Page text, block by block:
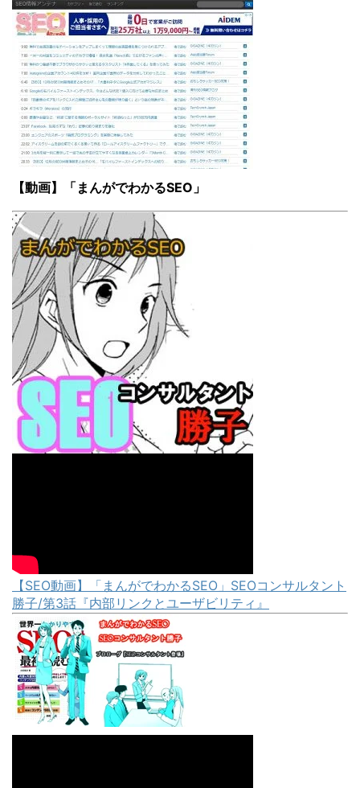
【動画】「まんがでわかるSEO」
【SEO動画】「まんがでわかるSEO」SEOコンサルタント
勝子/第3話『内部リンクとユーザビリティ』